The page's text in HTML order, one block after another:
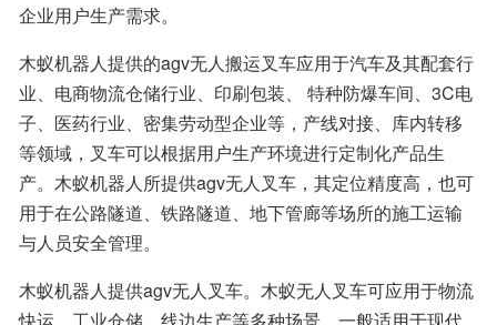
企业用户生产需求。
木蚁机器人提供的agv无人搬运叉车应用于汽车及其配套行
业、电商物流仓储行业、印刷包装、 特种防爆车间、3C电
子、医药行业、密集劳动型企业等，产线对接、库内转移
等领域，叉车可以根据用户生产环境进行定制化产品生
产。木蚁机器人所提供agv无人叉车，其定位精度高，也可
用于在公路隧道、铁路隧道、地下管廊等场所的施工运输
与人员安全管理。
木蚁机器人提供agv无人叉车。木蚁无人叉车可应用于物流